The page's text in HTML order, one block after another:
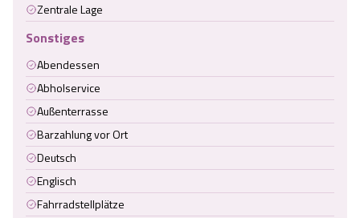
Zentrale Lage
Sonstiges
Abendessen
Abholservice
Außenterrasse
Barzahlung vor Ort
Deutsch
Englisch
Fahrradstellplätze